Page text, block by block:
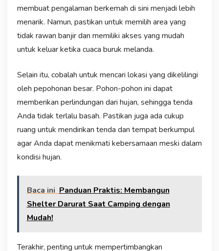
membuat pengalaman berkemah di sini menjadi lebih
menarik. Namun, pastikan untuk memilih area yang
tidak rawan banjir dan memiliki akses yang mudah
untuk keluar ketika cuaca buruk melanda.
Selain itu, cobalah untuk mencari lokasi yang dikelilingi
oleh pepohonan besar. Pohon-pohon ini dapat
memberikan perlindungan dari hujan, sehingga tenda
Anda tidak terlalu basah. Pastikan juga ada cukup
ruang untuk mendirikan tenda dan tempat berkumpul
agar Anda dapat menikmati kebersamaan meski dalam
kondisi hujan.
Baca ini Panduan Praktis: Membangun
Shelter Darurat Saat Camping dengan
Mudah!
Terakhir, penting untuk mempertimbangkan